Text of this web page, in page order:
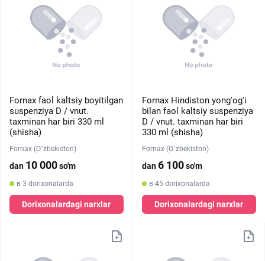
Fornax faol kaltsiy boyitilgan
suspenziya D / vnut.
taxminan har biri 330 ml
(shisha)
Fornax (O`zbekiston)
dan 10 000so'm
в 3 dorixonalarda
Dorixonalardagi narxlar
Fornax Hindiston yong'og'i
bilan faol kaltsiy suspenziya
D / vnut. taxminan har biri
330 ml (shisha)
Fornax (O`zbekiston)
dan6 100so'm
в 45 dorixonalarda
Dorixonalardagi narxlar